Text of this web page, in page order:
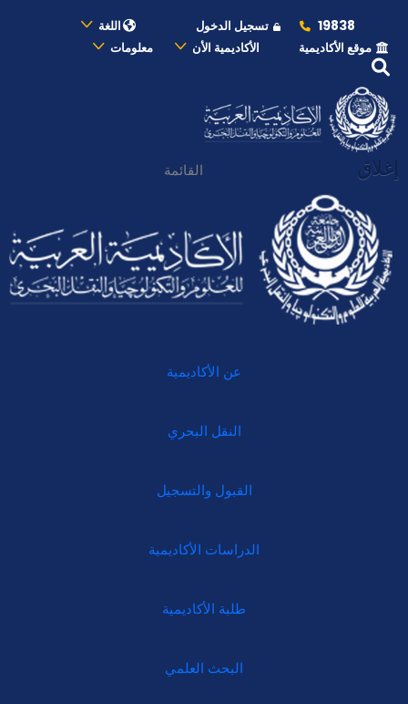
19838 تسجيل الدخول
اللغة
موقع الأكاديمية
الأكاديمية الأن معلومات
إغلاق القائمة
عن الأكاديمية
النقل البحري
القبول والتسجيل
الدراسات الأكاديمية
طلبة الأكاديمية
البحث العلمي